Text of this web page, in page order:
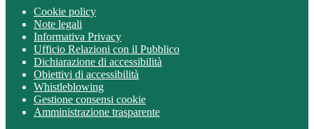
Cookie policy
Note legali
Informativa Privacy
Ufficio Relazioni con il Pubblico
Dichiarazione di accessibilità
Obiettivi di accessibilità
Whistleblowing
Gestione consensi cookie
Amministrazione trasparente